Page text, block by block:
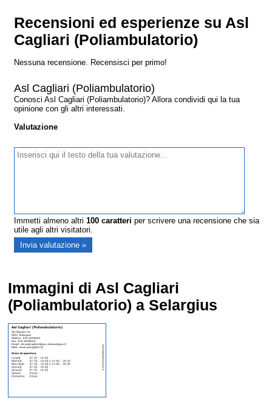
Recensioni ed esperienze su Asl
Cagliari (Poliambulatorio)
Nessuna recensione. Recensisci per primo!
Asl Cagliari (Poliambulatorio)
Conosci Asl Cagliari (Poliambulatorio)? Allora condividi qui la tua
opinione con gli altri interessati.
Valutazione
Immetti almeno altri100 caratteri per scrivere una recensione che sia
utile agli altri visitatori.
Immagini di Asl Cagliari
(Poliambulatorio) a Selargius